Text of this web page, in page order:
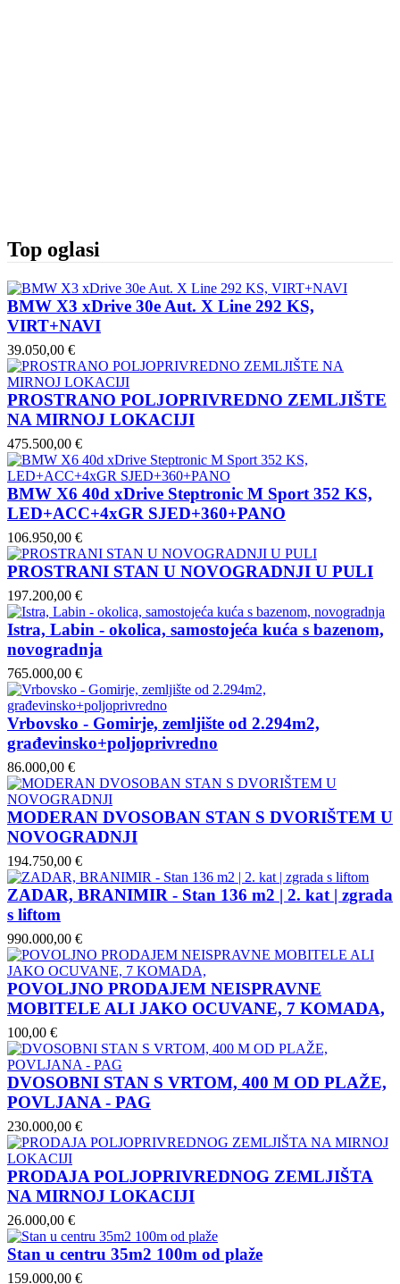
Top oglasi
BMW X3 xDrive 30e Aut. X Line 292 KS,
VIRT+NAVI
39.050,00 €
PROSTRANO POLJOPRIVREDNO ZEMLJIŠTE
NA MIRNOJ LOKACIJI
475.500,00 €
BMW X6 40d xDrive Steptronic M Sport 352 KS,
LED+ACC+4xGR SJED+360+PANO
106.950,00 €
PROSTRANI STAN U NOVOGRADNJI U PULI
197.200,00 €
Istra, Labin - okolica, samostojeća kuća s bazenom,
novogradnja
765.000,00 €
Vrbovsko - Gomirje, zemljište od 2.294m2,
građevinsko+poljoprivredno
86.000,00 €
MODERAN DVOSOBAN STAN S DVORIŠTEM U
NOVOGRADNJI
194.750,00 €
ZADAR, BRANIMIR - Stan 136 m2 | 2. kat | zgrada
s liftom
990.000,00 €
POVOLJNO PRODAJEM NEISPRAVNE
MOBITELE ALI JAKO OCUVANE, 7 KOMADA,
100,00 €
DVOSOBNI STAN S VRTOM, 400 M OD PLAŽE,
POVLJANA - PAG
230.000,00 €
PRODAJA POLJOPRIVREDNOG ZEMLJIŠTA
NA MIRNOJ LOKACIJI
26.000,00 €
Stan u centru 35m2 100m od plaže
159.000,00 €